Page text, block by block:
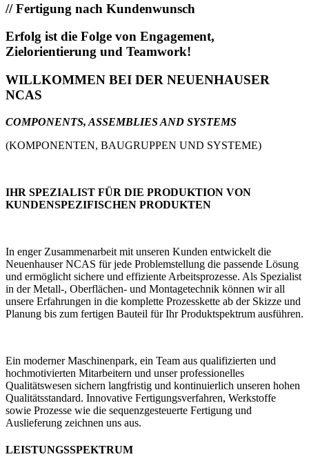
//Fertigung nach Kundenwunsch
Erfolg ist die Folge von Engagement,
Zielorientierung und Teamwork!
WILLKOMMEN BEI DER NEUENHAUSER
NCAS
COMPONENTS, ASSEMBLIES AND SYSTEMS
(KOMPONENTEN, BAUGRUPPEN UND SYSTEME)
IHR SPEZIALIST FÜR DIE PRODUKTION VON
KUNDENSPEZIFISCHEN PRODUKTEN
In enger Zusammenarbeit mit unseren Kunden entwickelt die
Neuenhauser NCAS für jede Problemstellung die passende Lösung
und ermöglicht sichere und effiziente Arbeitsprozesse. Als Spezialist
in der Metall-, Oberflächen- und Montagetechnik können wir all
unsere Erfahrungen in die komplette Prozesskette ab der Skizze und
Planung bis zum fertigen Bauteil für Ihr Produktspektrum ausführen.
Ein moderner Maschinenpark, ein Team aus qualifizierten und
hochmotivierten Mitarbeitern und unser professionelles
Qualitätswesen sichern langfristig und kontinuierlich unseren hohen
Qualitätsstandard. Innovative Fertigungsverfahren, Werkstoffe
sowie Prozesse wie die sequenzgesteuerte Fertigung und
Auslieferung zeichnen uns aus.
LEISTUNGSSPEKTRUM